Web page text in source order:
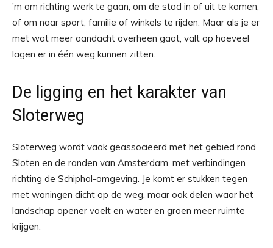
’m om richting werk te gaan, om de stad in of uit te komen,
of om naar sport, familie of winkels te rijden. Maar als je er
met wat meer aandacht overheen gaat, valt op hoeveel
lagen er in één weg kunnen zitten.
De ligging en het karakter van
Sloterweg
Sloterweg wordt vaak geassocieerd met het gebied rond
Sloten en de randen van Amsterdam, met verbindingen
richting de Schiphol-omgeving. Je komt er stukken tegen
met woningen dicht op de weg, maar ook delen waar het
landschap opener voelt en water en groen meer ruimte
krijgen.